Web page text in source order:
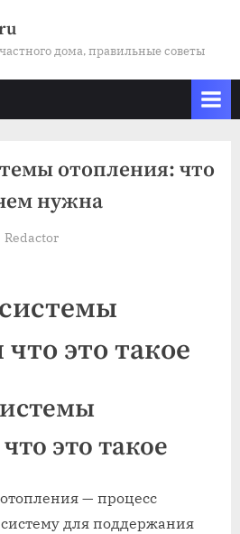
дома, правильные советы
отопления: что
нужна
By
Redactor
это такое
это такое
— процесс
для поддержания